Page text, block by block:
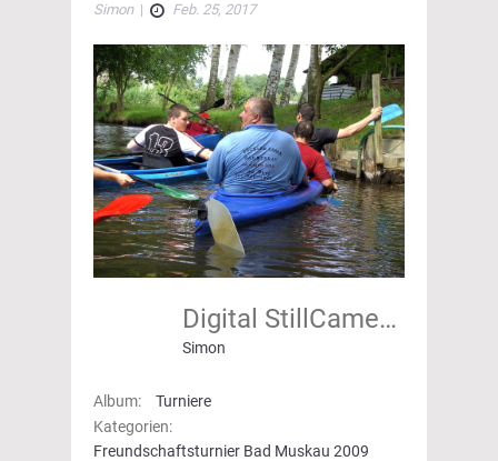
Simon| Feb. 25, 2017
Digital StillCamera
Simon
Album:
Turniere
Kategorien:
Freundschaftsturnier Bad Muskau 2009